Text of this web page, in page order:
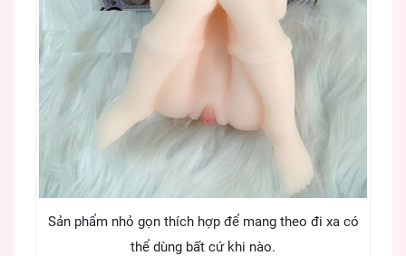
Sản phẩm nhỏ gọn thích hợp để mang theo đi xa có
thể dùng bất cứ khi nào.